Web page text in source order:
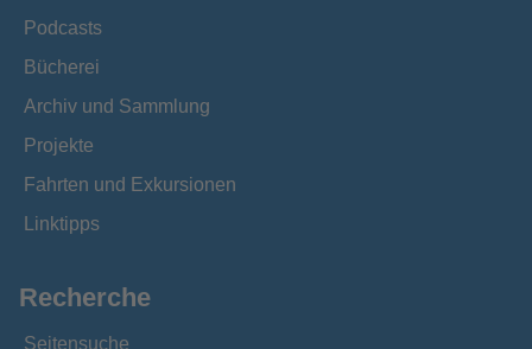
Podcasts
Bücherei
Archiv und Sammlung
Projekte
Fahrten und Exkursionen
Linktipps
Recherche
Seitensuche